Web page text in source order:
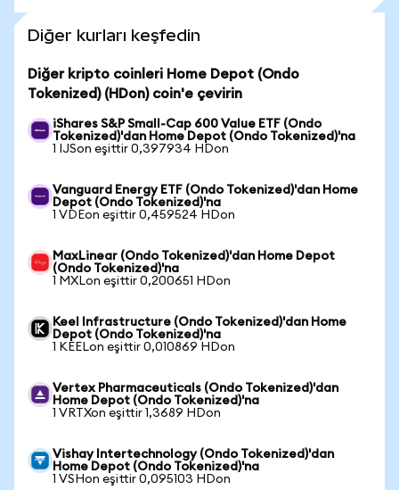
Diğer kurları keşfedin
Diğer kripto coinleri Home Depot (Ondo
Tokenized) (HDon) coin'e çevirin
iShares S&P Small-Cap 600 Value ETF (Ondo
Tokenized)'dan Home Depot (Ondo Tokenized)'na
1 IJSon eşittir 0,397934 HDon
Vanguard Energy ETF (Ondo Tokenized)'dan Home
Depot (Ondo Tokenized)'na
1 VDEon eşittir 0,459524 HDon
MaxLinear (Ondo Tokenized)'dan Home Depot
(Ondo Tokenized)'na
1 MXLon eşittir 0,200651 HDon
Keel Infrastructure (Ondo Tokenized)'dan Home
Depot (Ondo Tokenized)'na
1 KEELon eşittir 0,010869 HDon
Vertex Pharmaceuticals (Ondo Tokenized)'dan
Home Depot (Ondo Tokenized)'na
1 VRTXon eşittir 1,3689 HDon
Vishay Intertechnology (Ondo Tokenized)'dan
Home Depot (Ondo Tokenized)'na
1 VSHon eşittir 0,095103 HDon